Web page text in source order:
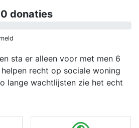
0 donaties
sta er alleen voor met men 6
recht op sociale woning
lange wachtlijsten zie het echt